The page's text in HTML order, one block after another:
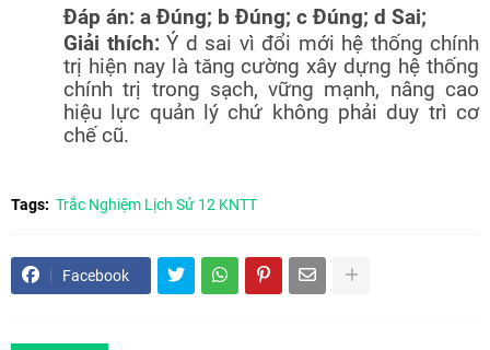
Đáp án: a Đúng; b Đúng; c Đúng; d Sai;
Giải thích: Ý d sai vì đổi mới hệ thống chính
trị hiện nay là tăng cường xây dựng hệ thống
chính trị trong sạch, vững mạnh, nâng cao
hiệu lực quản lý chứ không phải duy trì cơ
chế cũ.
Tags: Trắc Nghiệm Lịch Sử 12 KNTT
Facebook